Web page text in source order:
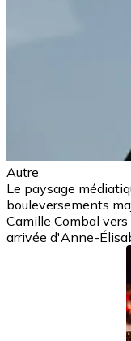
Autre
Le paysage
bouleversements
Camille Combal
arrivée d'Anne-